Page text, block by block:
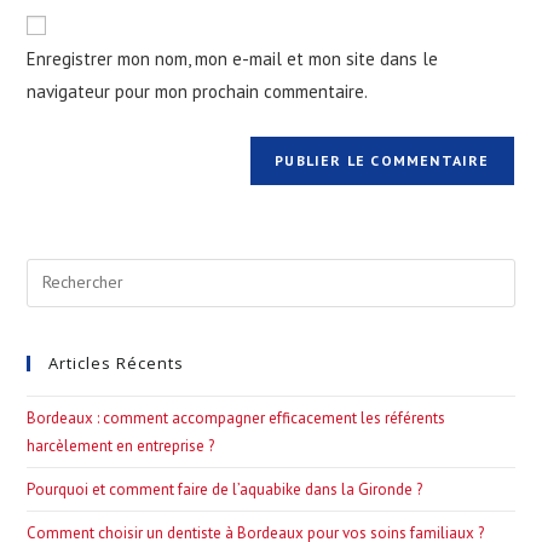
votre
site
(facultatif)
Enregistrer mon nom, mon e-mail et mon site dans le
navigateur pour mon prochain commentaire.
Articles Récents
Bordeaux : comment accompagner efficacement les référents
harcèlement en entreprise ?
Pourquoi et comment faire de l’aquabike dans la Gironde ?
Comment choisir un dentiste à Bordeaux pour vos soins familiaux ?